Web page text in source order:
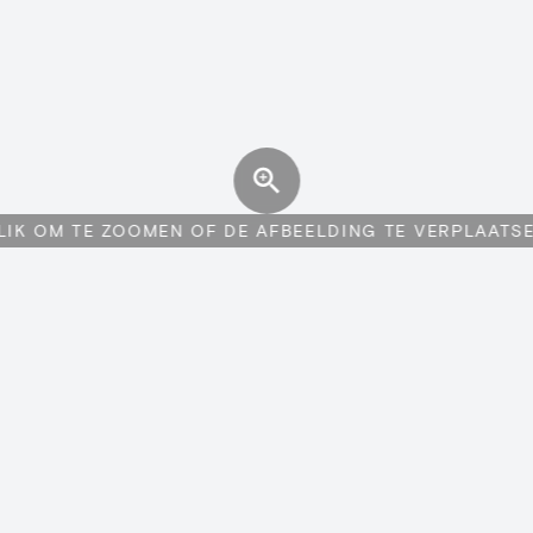
OM TE ZOOMEN OF DE AFBEELDING TE